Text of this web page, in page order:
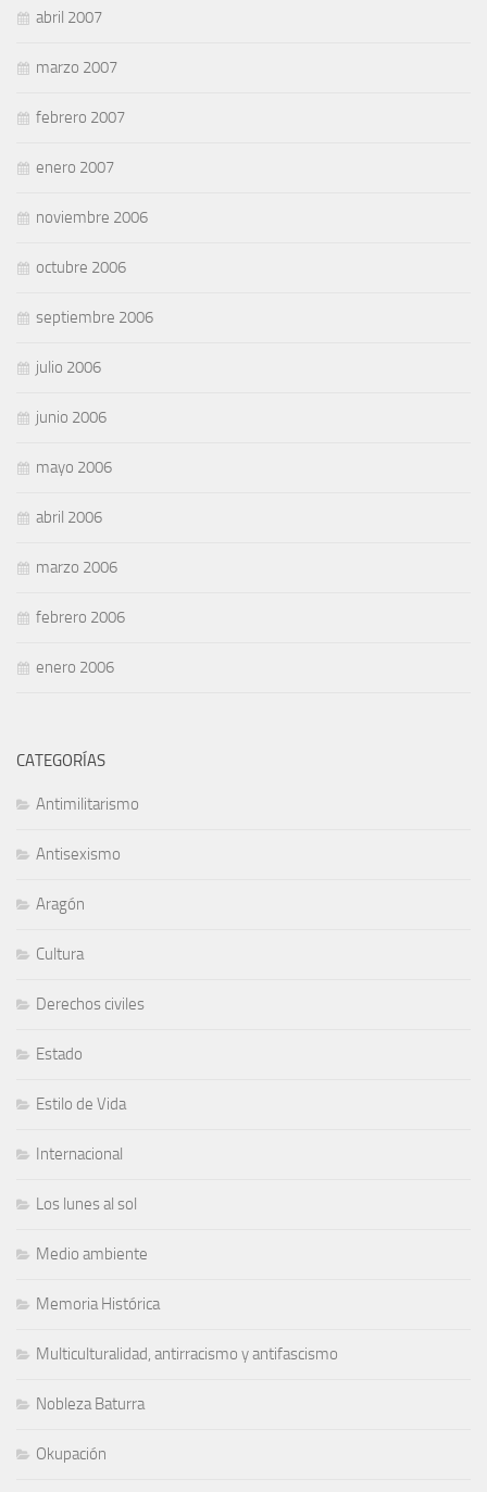
abril 2007
marzo 2007
febrero 2007
enero 2007
noviembre 2006
octubre 2006
septiembre 2006
julio 2006
junio 2006
mayo 2006
abril 2006
marzo 2006
febrero 2006
enero 2006
CATEGORÍAS
Antimilitarismo
Antisexismo
Aragón
Cultura
Derechos civiles
Estado
Estilo de Vida
Internacional
Los lunes al sol
Medio ambiente
Memoria Histórica
Multiculturalidad, antirracismo y antifascismo
Nobleza Baturra
Okupación